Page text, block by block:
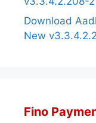
Download
New
Fino